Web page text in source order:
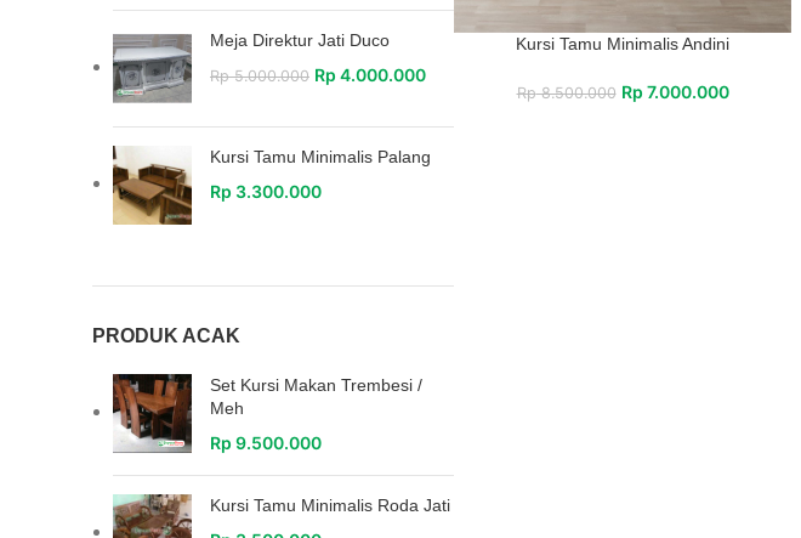
Meja Direktur Jati Duco
Rp5.000.000 Rp 4.000.000
Kursi Tamu Minimalis Palang
Rp 3.300.000
PRODUK ACAK
Set Kursi Makan Trembesi /
Meh
Rp 9.500.000
Kursi Tamu Minimalis Roda Jati
Kursi Tamu Minimalis Andini
Rp8.500.000 Rp 7.000.000